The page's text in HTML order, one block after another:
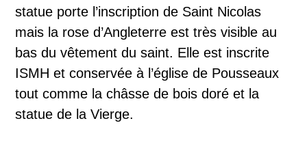
statue porte l’inscription de Saint Nicolas
mais la rose d’Angleterre est très visible au
bas du vêtement du saint. Elle est inscrite
ISMH et conservée à l’église de Pousseaux
tout comme la châsse de bois doré et la
statue de la Vierge.